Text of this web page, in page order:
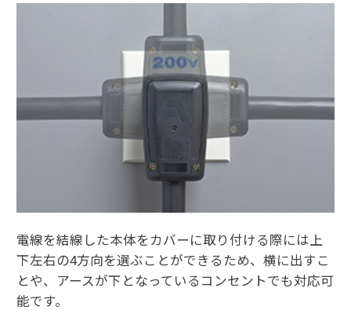
電線を結線した本体をカバーに取り付ける際には上
下左右の4方向を選ぶことができるため、横に出すこ
とや、アースが下となっているコンセントでも対応可
能です。